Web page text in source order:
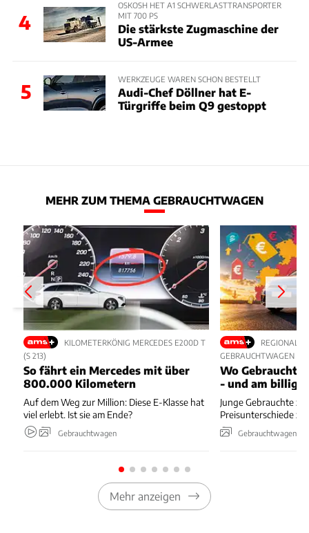
4
OSKOSH HET A1 SCHWERLASTTRANSPORTER
MIT 700 PS
Die stärkste Zugmaschine der
US-Armee
5
WERKZEUGE WAREN SCHON BESTELLT
Audi-Chef Döllner hat E-
Türgriffe beim Q9 gestoppt
MEHR ZUM THEMA GEBRAUCHTWAGEN
KILOMETERKÖNIG MERCEDES E200D T
(S 213)
So fährt ein Mercedes mit über
800.000 Kilometern
Auf dem Weg zur Million: Diese E-Klasse hat
viel erlebt. Ist sie am Ende?
Gebrauchtwagen
REGIONALE
GEBRAUCHTWAGEN
Wo Gebrauchte
- und am
Junge Gebrauchte
Preisunterschiede
Gebrauchtwagen
Mehr anzeigen